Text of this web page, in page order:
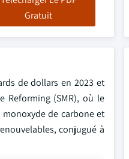
Gratuit
de dollars en 2023 et
Reforming (SMR), où le
de carbone et
conjugué à